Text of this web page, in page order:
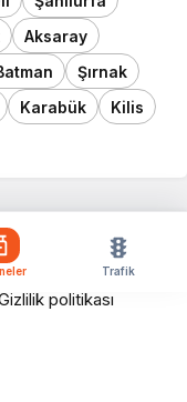
Aksaray
Şırnak
Karabük
Kilis
Trafik
politikası